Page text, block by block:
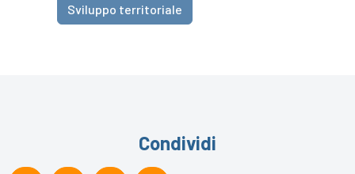
Sviluppo territoriale
Condividi